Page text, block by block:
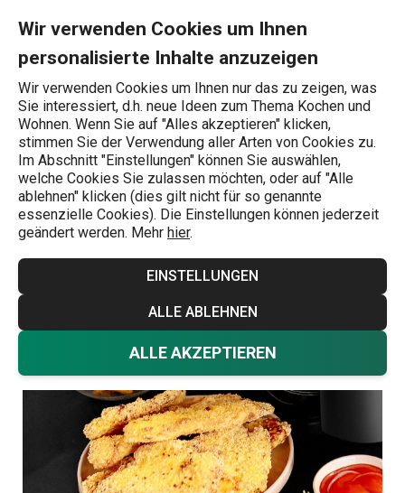
Wir verwenden Cookies um Ihnen
personalisierte Inhalte anzuzeigen
Wir verwenden Cookies um Ihnen nur das zu zeigen, was
Sie interessiert, d.h. neue Ideen zum Thema Kochen und
Wohnen. Wenn Sie auf "Alles akzeptieren" klicken,
stimmen Sie der Verwendung aller Arten von Cookies zu.
Im Abschnitt "Einstellungen" können Sie auswählen,
welche Cookies Sie zulassen möchten, oder auf "Alle
ablehnen" klicken (dies gilt nicht für so genannte
essenzielle Cookies). Die Einstellungen können jederzeit
geändert werden. Mehr hier.
EINSTELLUNGEN
ALLE ABLEHNEN
ALLE AKZEPTIEREN
Wonach suchen Sie?
Fleischig
Hähnchenschnitzel
in Joghurtteig
(Airfryer)
Rezepte